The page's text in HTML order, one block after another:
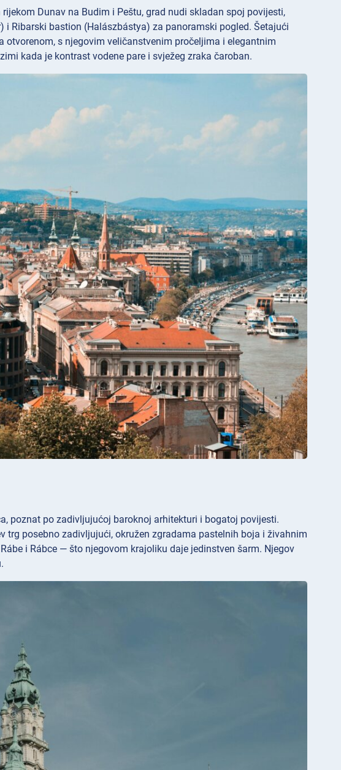
Dunav na Budim i Peštu, grad nudi skladan spoj povijesti,
Ribarski bastion (Halászbástya) za panoramski pogled. Šetajući
s njegovim veličanstvenim pročeljima i elegantnim
kada je kontrast vodene pare i svježeg zraka čaroban.
poznat po zadivljujućoj baroknoj arhitekturi i bogatoj povijesti.
trg posebno zadivljujući, okružen zgradama pastelnih boja i živahnim
i Rábce — što njegovom krajoliku daje jedinstven šarm. Njegov